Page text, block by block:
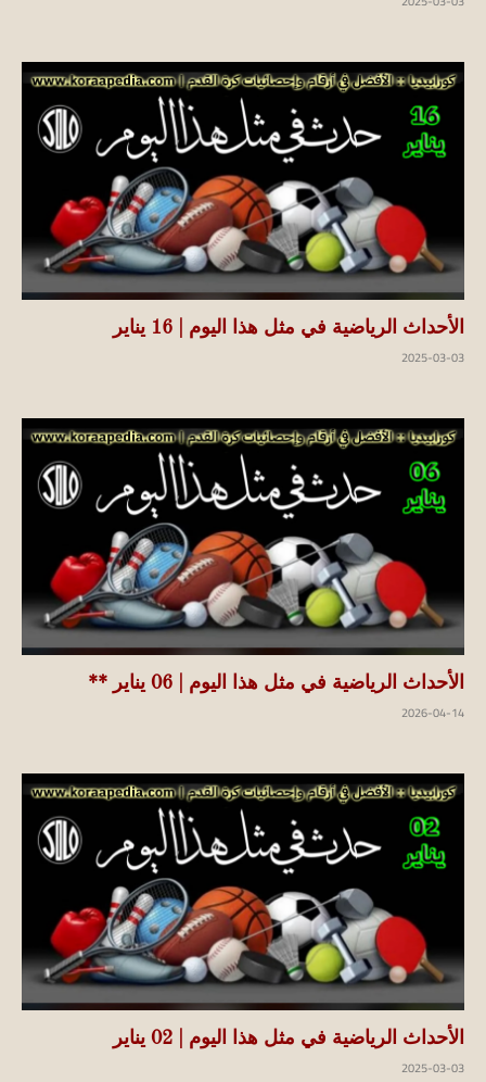
الأحداث الرياضية في مثل هذا اليوم | 16 يناير
2025-03-03
الأحداث الرياضية في مثل هذا اليوم | 06 يناير **
2026-04-14
الأحداث الرياضية في مثل هذا اليوم | 02 يناير
2025-03-03